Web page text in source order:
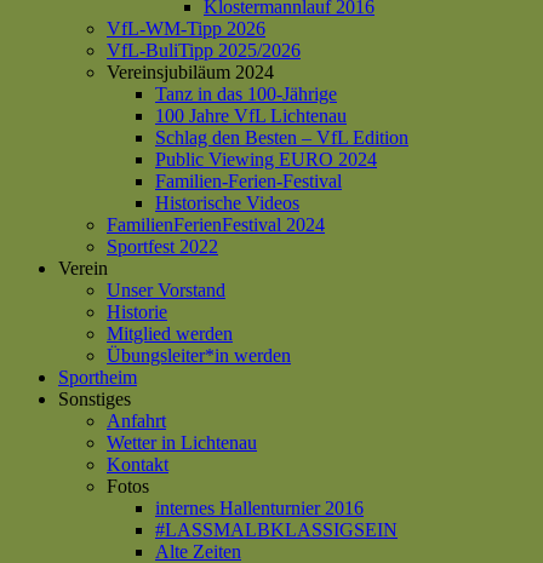
Klostermannlauf 2016
VfL-WM-Tipp 2026
VfL-BuliTipp 2025/2026
Vereinsjubiläum 2024
Tanz in das 100-Jährige
100 Jahre VfL Lichtenau
Schlag den Besten – VfL Edition
Public Viewing EURO 2024
Familien-Ferien-Festival
Historische Videos
FamilienFerienFestival 2024
Sportfest 2022
Verein
Unser Vorstand
Historie
Mitglied werden
Übungsleiter*in werden
Sportheim
Sonstiges
Anfahrt
Wetter in Lichtenau
Kontakt
Fotos
internes Hallenturnier 2016
#LASSMALBKLASSIGSEIN
Alte Zeiten